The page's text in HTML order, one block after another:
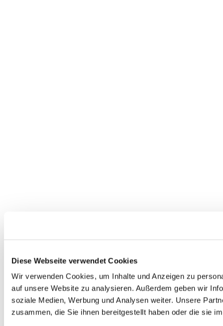
Diese Webseite verwendet Cookies
Wir verwenden Cookies, um Inhalte und Anzeigen zu
auf unsere Website zu analysieren. Außerdem geben wir
soziale Medien, Werbung und Analysen weiter. Unsere
zusammen, die Sie ihnen bereitgestellt haben oder die sie